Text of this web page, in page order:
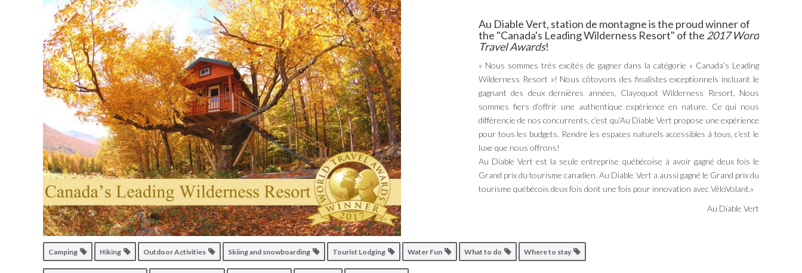
Au Diable Vert, station de montagne is the proud winner of
the "Canada's Leading Wilderness Resort" of the 2017 Word
Travel Awards!
« Nous sommes très excités de gagner dans la catégorie « Canada’s Leading
Wilderness Resort »! Nous côtoyons des finalistes exceptionnels incluant le
gagnant des deux dernières années, Clayoquot Wilderness Resort. Nous
sommes fiers d’offrir une authentique expérience en nature. Ce qui nous
différencie de nos concurrents, c’est qu’Au Diable Vert propose une expérience
pour tous les budgets. Rendre les espaces naturels accessibles à tous, c’est le
luxe que nous offrons!
Au Diable Vert est la seule entreprise québécoise à avoir gagné deux fois le
Grand prix du tourisme canadien. Au Diable Vert a aussi gagné le Grand prix du
tourisme québécois deux fois dont une fois pour innovation avec VéloVolant.»
Au Diable Vert
Camping Hiking Outdoor Activities Skiing and snowboarding Tourist Lodging Water Fun What to do Where to stay